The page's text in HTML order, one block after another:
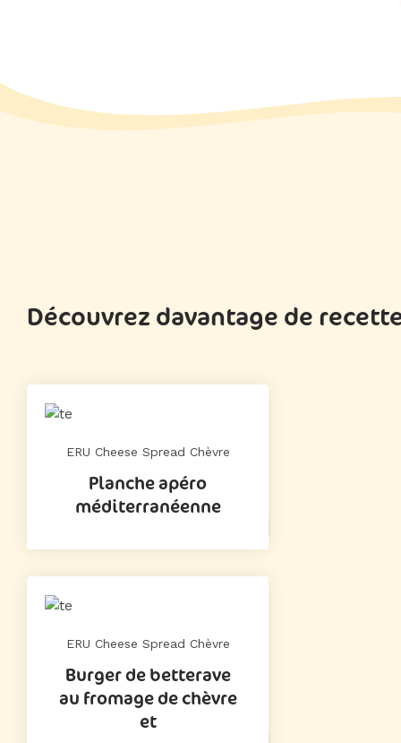
Découvrez davantage de
ERU Cheese Spread Chèvre
Planche apéro
méditerranéenne
ERU Cheese Spread Chèvre
Burger de betterave
au fromage de chèvre
et